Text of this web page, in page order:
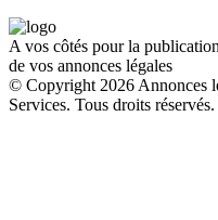
A vos côtés pour la publication
de vos annonces légales
© Copyright 2026 Annonces
Services. Tous droits réservés.